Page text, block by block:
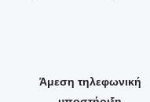
Άμεση τηλεφωνική